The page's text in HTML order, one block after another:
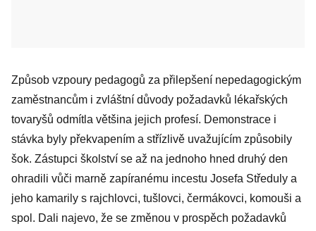
Způsob vzpoury pedagogů za přilepšení nepedagogickým
zaměstnancům i zvláštní důvody požadavků lékařských
tovaryšů odmítla většina jejich profesí. Demonstrace i
stávka byly překvapením a střízlivě uvažujícím způsobily
šok. Zástupci školství se až na jednoho hned druhý den
ohradili vůči marně zapíranému incestu Josefa Středuly a
jeho kamarily s rajchlovci, tušlovci, čermákovci, komouši a
spol. Dali najevo, že se změnou v prospěch požadavků